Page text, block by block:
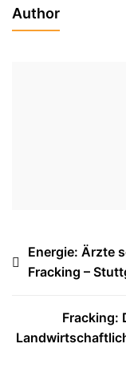
Author
Energie: Ärzte
Fracking –
Fracking: